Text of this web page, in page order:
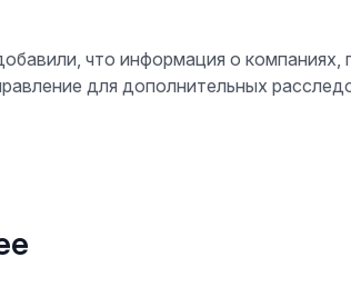
что информация о
для дополнительных